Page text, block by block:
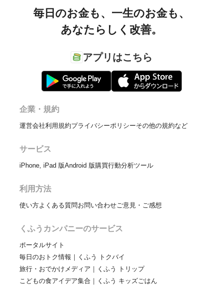
毎日のお金も、 一生のお金も、
あなたらしく改善。
アプリはこちら
企業・規約
運営会社利用規約プライバシーポリシーその他の規約など
サービス
iPhone, iPad 版Android 版購買行動分析ツール
利用方法
使い方よくある質問お問い合わせご意見・ご感想
くふうカンパニーのサービス
ポータルサイト
毎日のおトク情報｜くふう トクバイ
旅行・おでかけメディア｜くふう トリップ
こどもの食アイデア集合｜くふう キッズごはん